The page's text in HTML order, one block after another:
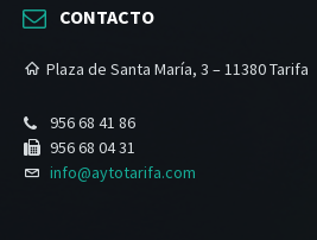
CONTACTO
Plaza de Santa María, 3 – 11380 Tarifa
956 68 41 86
956 68 04 31
info@aytotarifa.com